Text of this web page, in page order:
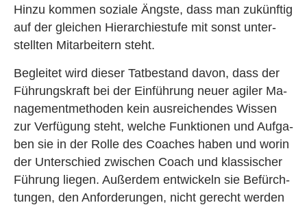
Hinzu kom­men so­zia­le Ängs­te, dass man zu­künf­tig
auf der glei­chen Hier­ar­chie­stu­fe mit sonst un­ter­
stell­ten Mit­ar­bei­tern steht.
Be­glei­tet wird die­ser Tat­be­stand davon, dass der
Füh­rungs­kraft bei der Ein­füh­rung neuer agi­ler Ma­
nage­ment­me­tho­den kein aus­rei­chen­des Wis­sen
zur Ver­fü­gung steht, wel­che Funk­tio­nen und Auf­ga­
ben sie in der Rolle des Coa­ches haben und worin
der Un­ter­schied zwi­schen Coach und klas­si­scher
Füh­rung lie­gen. Au­ßer­dem ent­wi­ckeln sie Be­fürch­
tun­gen, den An­for­de­run­gen, nicht ge­recht wer­den